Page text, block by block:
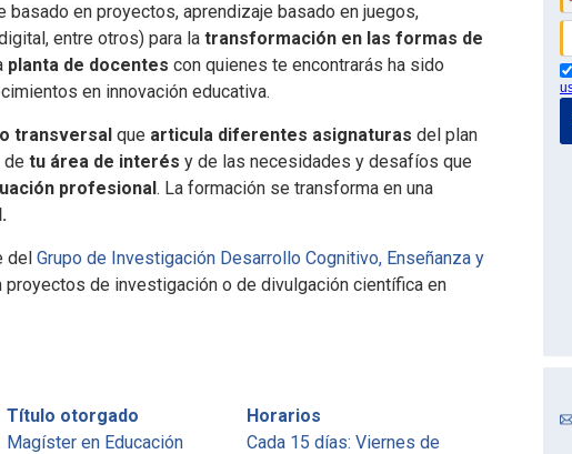
en proyectos, aprendizaje basado en juegos,
entre otros) para la transformación en las formas de
planta de docentes con quienes te encontrarás ha sido
en innovación educativa.
transversal que articula diferentes asignaturas del plan
de tu área de interés y de las necesidades y desafíos que
profesional. La formación se transforma en una
del Grupo de Investigación Desarrollo Cognitivo, Enseñanza y
proyectos de investigación o de divulgación científica en
Título otorgado
Magíster en Educación
Horarios
Cada 15 días: Viernes de